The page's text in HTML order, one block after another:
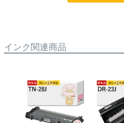
インク関連商品